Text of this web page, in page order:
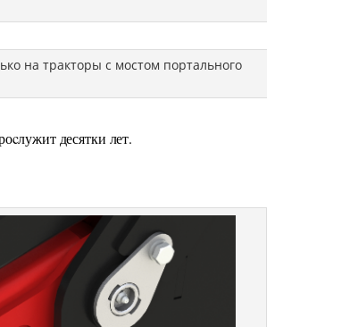
на тракторы с мостом портального
десятки лет.